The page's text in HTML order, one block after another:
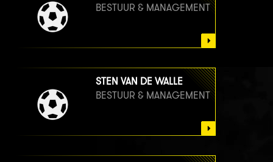
BESTUUR & MANAGEMENT
STEN VAN DE WALLE
BESTUUR & MANAGEMENT